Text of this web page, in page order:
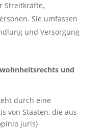
Streitkräfte,
Sie umfassen
und Versorgung
und
durch eine
von Staaten, die aus
juris)